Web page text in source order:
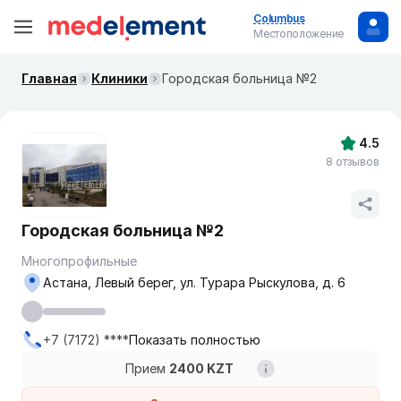
Columbus
Местоположение
Главная Клиники Городская больница №2
Городская больница №2
Многопрофильные
Прием 2400 KZT
Астана, Левый берег, ул. Турара Рыскулова, д. 6
+7 (7172) ****Показать полностью
4.5
8 отзывов